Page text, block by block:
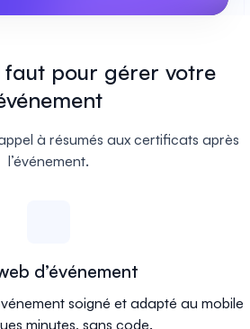
faut pour gérer votre
à résumés aux certificats après
l’événement.
d’événement
soigné et adapté au mobile
minutes, sans code.